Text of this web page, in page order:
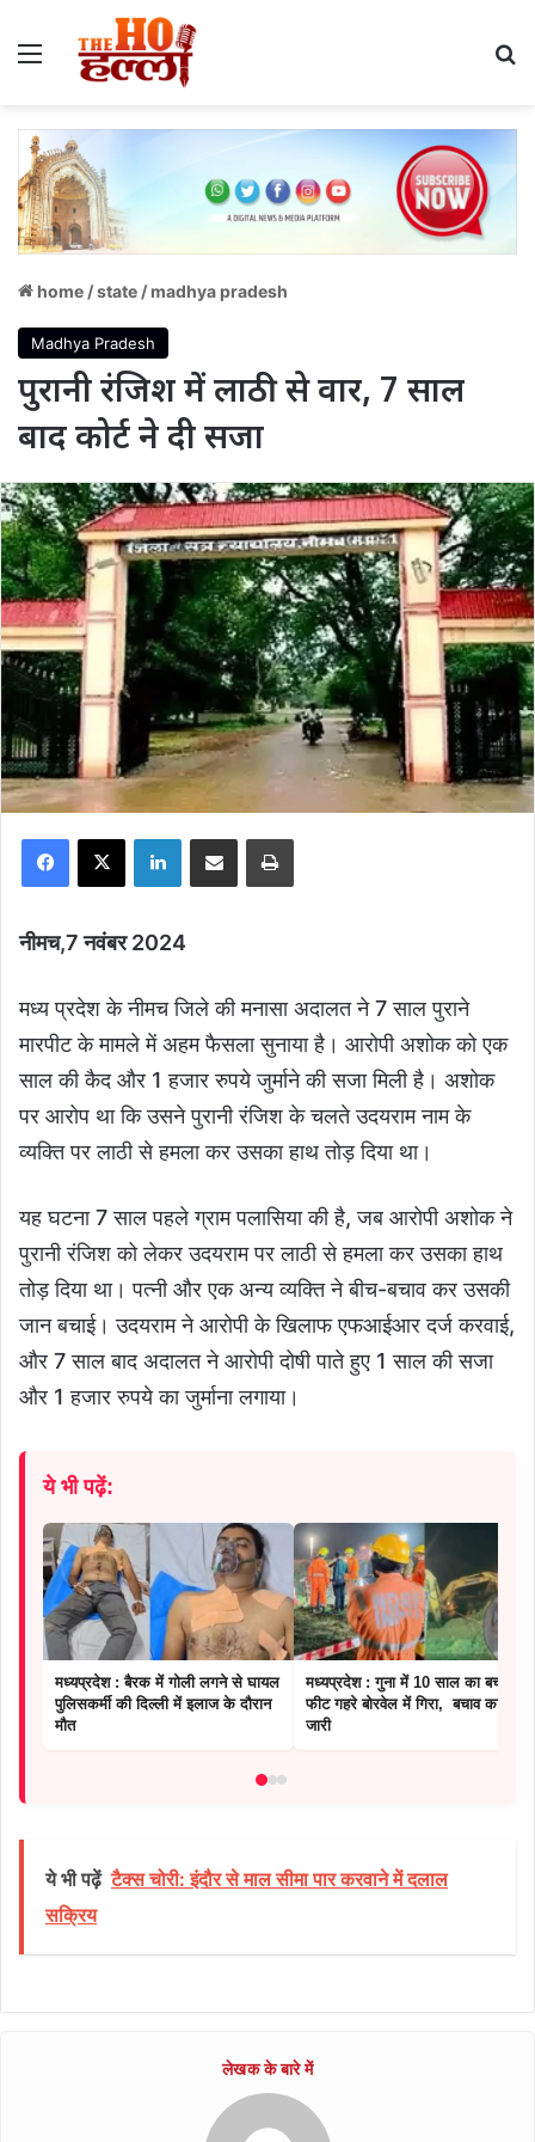
Menu
home /state /madhya pradesh
Madhya Pradesh
पुरानी रंजिश में लाठी से वार, 7 साल
बाद कोर्ट ने दी सजा
Facebook
X LinkedInShare via Email Print
नीमच,7 नवंबर 2024
मध्य प्रदेश के नीमच जिले की मनासा अदालत ने 7 साल पुराने
मारपीट के मामले में अहम फैसला सुनाया है। आरोपी अशोक को एक
साल की कैद और 1 हजार रुपये जुर्माने की सजा मिली है। अशोक
पर आरोप था कि उसने पुरानी रंजिश के चलते उदयराम नाम के
व्यक्ति पर लाठी से हमला कर उसका हाथ तोड़ दिया था।
यह घटना 7 साल पहले ग्राम पलासिया की है, जब आरोपी अशोक ने
पुरानी रंजिश को लेकर उदयराम पर लाठी से हमला कर उसका हाथ
तोड़ दिया था। पत्नी और एक अन्य व्यक्ति ने बीच-बचाव कर उसकी
जान बचाई। उदयराम ने आरोपी के खिलाफ एफआईआर दर्ज करवाई,
और 7 साल बाद अदालत ने आरोपी दोषी पाते हुए 1 साल की सजा
और 1 हजार रुपये का जुर्माना लगाया।
ये भी पढ़ें:
मध्यप्रदेश : बैरक में गोली लगने से घायल
पुलिसकर्मी की दिल्ली में इलाज के दौरान
मौत
मध्यप्रदेश : गुना में 10 साल का बच्चा 25
फीट गहरे बोरवेल में गिरा, बचाव कार्य
जारी
ये भी पढ़ें टैक्स चोरी: इंदौर से माल सीमा पार करवाने में दलाल
सक्रिय